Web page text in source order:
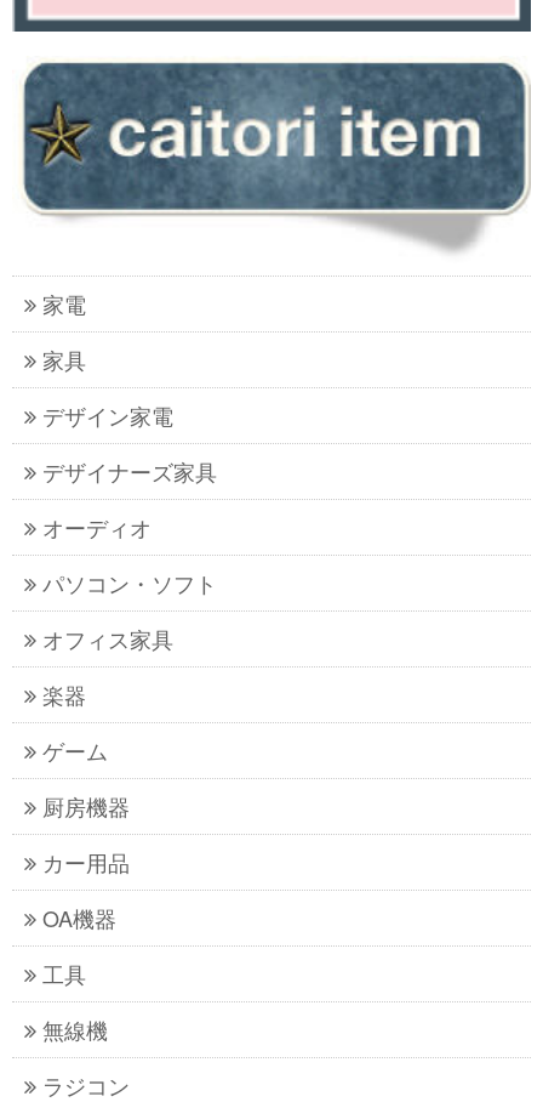
家電
家具
デザイン家電
デザイナーズ家具
オーディオ
パソコン・ソフト
オフィス家具
楽器
ゲーム
厨房機器
カー用品
OA機器
工具
無線機
ラジコン